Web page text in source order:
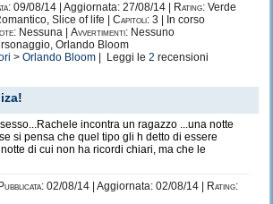
09/08/14 | Aggiornata: 27/08/14 | Rating: Verde
Slice of life | Capitoli: 3 | In corso
Nessuna | Avvertimenti: Nessuno
Orlando Bloom
> Orlando Bloom | Leggi le 2 recensioni
incontra un ragazzo ...una notte
si pensa che quel tipo gli h detto di essere
di cui non ha ricordi chiari, ma che le
Pubblicata: 02/08/14 | Aggiornata: 02/08/14 |
Rating: